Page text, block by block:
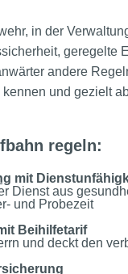
in der
geregelte
andere
und gezielt
regeln:
mit
Dienst aus
und Probezeit
Beihilfetarif
und deckt den